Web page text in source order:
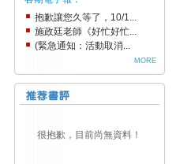
抱歉讓您久等了，10/1...
施政廷老師《好忙好忙...
(緊急通知：活動取消...
MORE
很抱歉，目前尚無資料！